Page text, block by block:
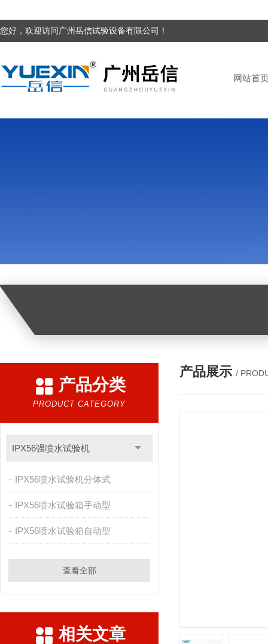
您好，欢迎访问广州岳信试验设备有限公司！
网站首
产品分类
PRODUCT CATEGORY
IPX56强喷水试验机
IPX56喷水试验机分体式
IPX56喷水试验箱手动型
IPX56喷水试验箱自动型
查看全部
相关文章
产品展示 /